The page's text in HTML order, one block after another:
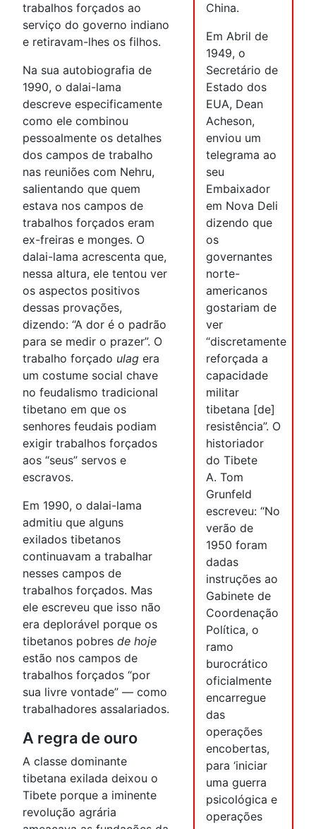
China.
Em Abril de
1949, o
Secretário de
Estado dos
EUA, Dean
Acheson,
enviou um
telegrama ao
seu
Embaixador
em Nova Deli
dizendo que
os
governantes
norte-
americanos
gostariam de
ver
“discretamente
reforçada a
capacidade
militar
tibetana [de]
resistência”. O
historiador
do Tibete
A. Tom
Grunfeld
escreveu: “No
verão de
1950 foram
dadas
instruções ao
Gabinete de
Coordenação
Política, o
ramo
burocrático
oficialmente
encarregue
das
operações
encobertas,
para ‘iniciar
uma guerra
psicológica e
operações
trabalhos forçados ao
serviço do governo indiano
e retiravam-lhes os filhos.
Na sua autobiografia de
1990, o dalai-lama
descreve especificamente
como ele combinou
pessoalmente os detalhes
dos campos de trabalho
nas reuniões com Nehru,
salientando que quem
estava nos campos de
trabalhos forçados eram
ex-freiras e monges. O
dalai-lama acrescenta que,
nessa altura, ele tentou ver
os aspectos positivos
dessas provações,
dizendo: “A dor é o padrão
para se medir o prazer”. O
trabalho forçado ulag era
um costume social chave
no feudalismo tradicional
tibetano em que os
senhores feudais podiam
exigir trabalhos forçados
aos “seus” servos e
escravos.
Em 1990, o dalai-lama
admitiu que alguns
exilados tibetanos
continuavam a trabalhar
nesses campos de
trabalhos forçados. Mas
ele escreveu que isso não
era deplorável porque os
tibetanos pobres de hoje
estão nos campos de
trabalhos forçados “por
sua livre vontade” — como
trabalhadores assalariados.
A regra de ouro
A classe dominante
tibetana exilada deixou o
Tibete porque a iminente
revolução agrária